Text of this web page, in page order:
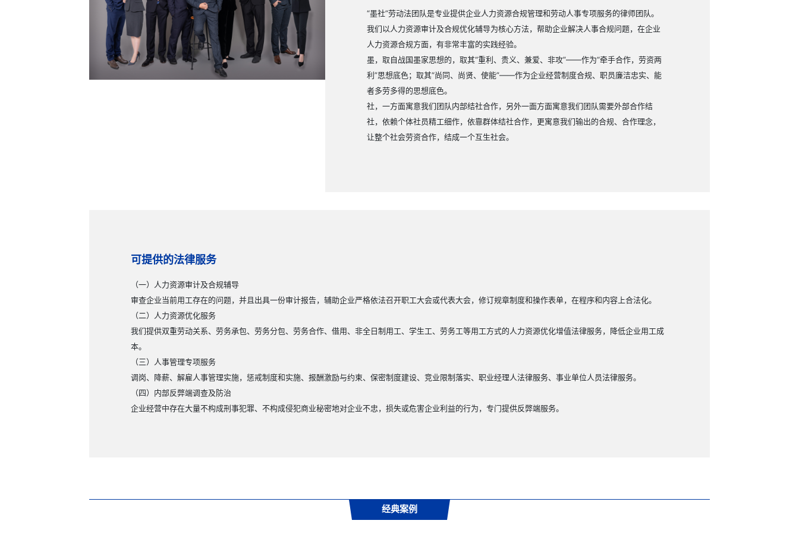
“墨社”劳动法团队是专业提供企业人力资源合规管理和劳动人事专项服务的律师团队。
我们以人力资源审计及合规优化辅导为核心方法，帮助企业解决人事合规问题，在企业
人力资源合规方面，有非常丰富的实践经验。
墨，取自战国墨家思想的，取其“重利、贵义、兼爱、非攻”——作为“牵手合作，劳资两
利”思想底色；取其“尚同、尚贤、使能”——作为企业经营制度合规、职员廉洁忠实、能
者多劳多得的思想底色。
社，一方面寓意我们团队内部结社合作，另外一面方面寓意我们团队需要外部合作结
社，依赖个体社员精工细作，依靠群体结社合作，更寓意我们输出的合规、合作理念，
让整个社会劳资合作，结成一个互生社会。
可提供的法律服务
（一）人力资源审计及合规辅导
审查企业当前用工存在的问题，并且出具一份审计报告，辅助企业严格依法召开职工大会或代表大会，修订规章制度和操作表单，在程序和内容上合法化。
（二）人力资源优化服务
我们提供双重劳动关系、劳务承包、劳务分包、劳务合作、借用、非全日制用工、学生工、劳务工等用工方式的人力资源优化增值法律服务，降低企业用工成
本。
（三）人事管理专项服务
调岗、降薪、解雇人事管理实施，惩戒制度和实施、报酬激励与约束、保密制度建设、竞业限制落实、职业经理人法律服务、事业单位人员法律服务。
（四）内部反弊端调查及防治
企业经营中存在大量不构成刑事犯罪、不构成侵犯商业秘密地对企业不忠，损失或危害企业利益的行为，专门提供反弊端服务。
经典案例